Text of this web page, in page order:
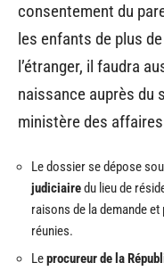
consentement du
les enfants de plus
l’étranger, il faudra
naissance auprès du
ministère des
Le dossier se dépose
judiciairedu lieu de
raisons de la demande
réunies.
Leprocureur de la